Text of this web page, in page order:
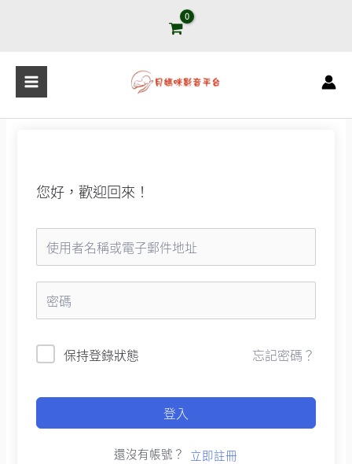
容
您好，歡迎回來！
保持登錄狀態 忘記密碼？
登入
還沒有帳號？ 立即註冊